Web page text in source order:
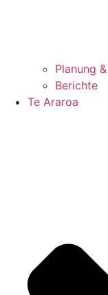
Planung
Berichte
Te Araroa